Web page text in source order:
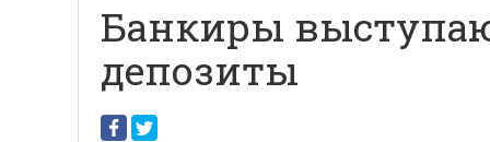
Банкиры
депозиты